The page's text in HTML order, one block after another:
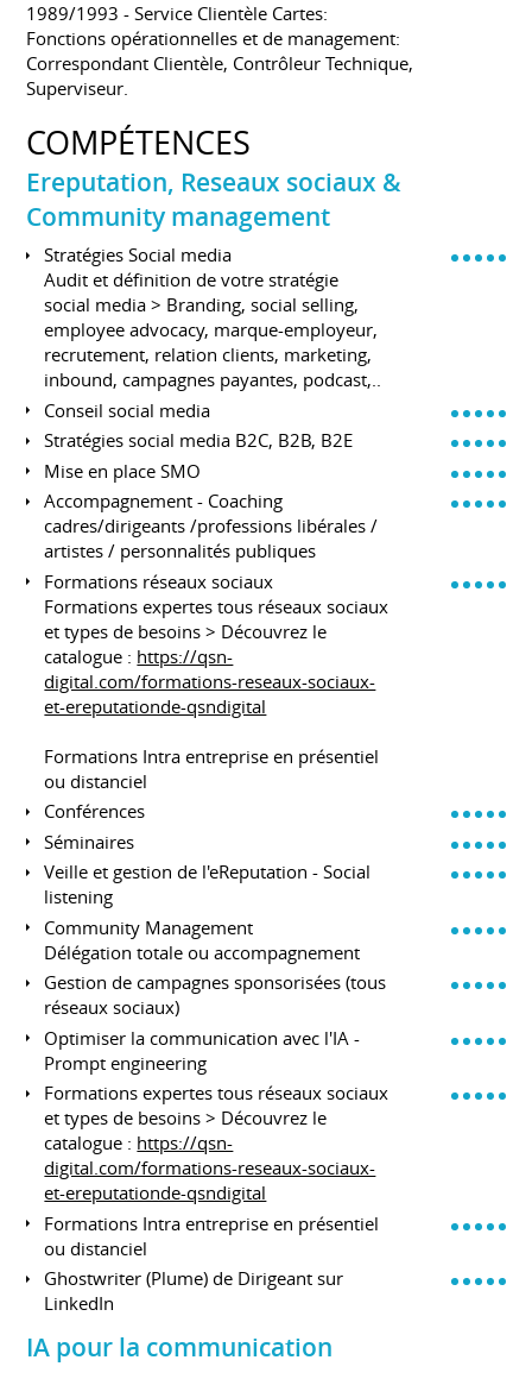
1989/1993 - Service Clientèle Cartes:
Fonctions opérationnelles et de management:
Correspondant Clientèle, Contrôleur Technique,
Superviseur.
COMPÉTENCES
Ereputation, Reseaux sociaux &
Community management
Stratégies Social media
Audit et définition de votre stratégie
social media > Branding, social selling,
employee advocacy, marque-employeur,
recrutement, relation clients, marketing,
inbound, campagnes payantes, podcast,..
Conseil social media
Stratégies social media B2C, B2B, B2E
Mise en place SMO
Accompagnement - Coaching
cadres/dirigeants /professions libérales /
artistes / personnalités publiques
Formations réseaux sociaux
Formations expertes tous réseaux sociaux
et types de besoins > Découvrez le
catalogue : https://qsn-
digital.com/formations-reseaux-sociaux-
et-ereputationde-qsndigital
Formations Intra entreprise en présentiel
ou distanciel
Conférences
Séminaires
Veille et gestion de l'eReputation - Social
listening
Community Management
Délégation totale ou accompagnement
Gestion de campagnes sponsorisées (tous
réseaux sociaux)
Optimiser la communication avec l'IA -
Prompt engineering
Formations expertes tous réseaux sociaux
et types de besoins > Découvrez le
catalogue : https://qsn-
digital.com/formations-reseaux-sociaux-
et-ereputationde-qsndigital
Formations Intra entreprise en présentiel
ou distanciel
Ghostwriter (Plume) de Dirigeant sur
LinkedIn
IA pour la communication